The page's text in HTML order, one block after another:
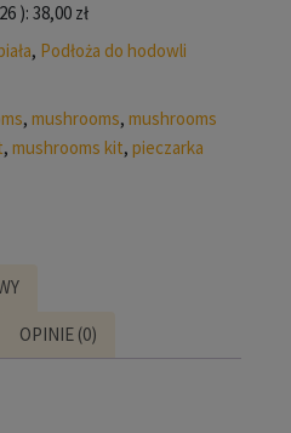
): 38,00 zł
, Podłoża do hodowli
, mushrooms, mushrooms
, mushrooms kit, pieczarka
OPINIE (0)